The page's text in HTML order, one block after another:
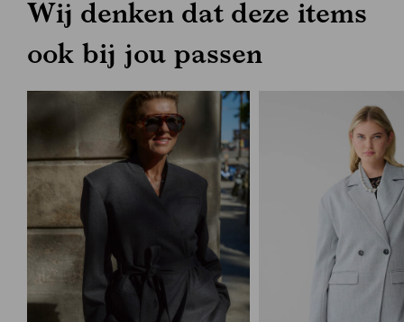
Wij denken dat deze items
ook bij jou passen